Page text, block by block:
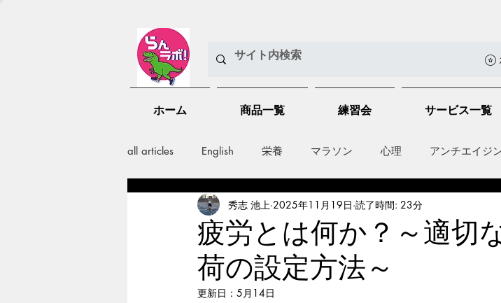
ホーム 商品一覧 練習会 サービス一覧
all articles English 栄養 マラソン 心理 アンチエイジ
メンバー紹介 Nutrition anti-inflammation Network
health mamagement セールス
疲労とは何か？～適切
荷の設定方法～
秀志 池上 2025年11月19日 読了時間: 23分
更新日： 5月14日